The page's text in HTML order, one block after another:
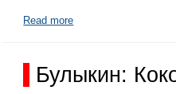
Read more
Булыкин: